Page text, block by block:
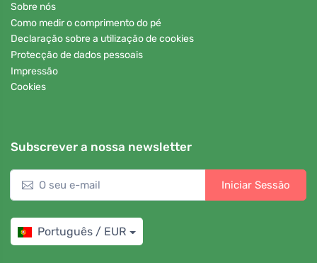
Sobre nós
Como medir o comprimento do pé
Declaração sobre a utilização de cookies
Protecção de dados pessoais
Impressão
Cookies
Subscrever a nossa newsletter
Iniciar Sessão
Português / EUR